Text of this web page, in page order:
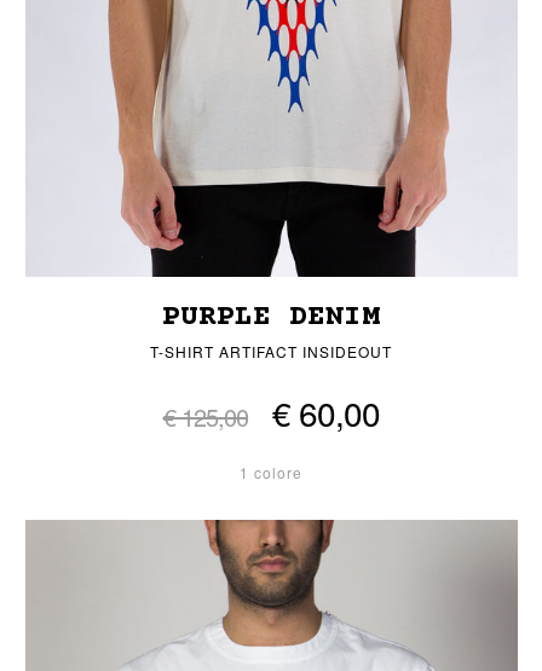
PURPLE DENIM
T-SHIRT ARTIFACT INSIDEOUT
€ 125,00 € 60,00
1 colore